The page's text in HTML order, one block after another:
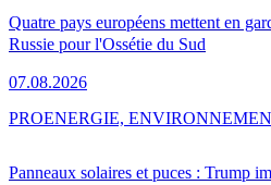
Quatre pays européens mettent en
Russie pour l'Ossétie du Sud
07.08.2026
Panneaux solaires et puces : Trump
PROENERGIE,